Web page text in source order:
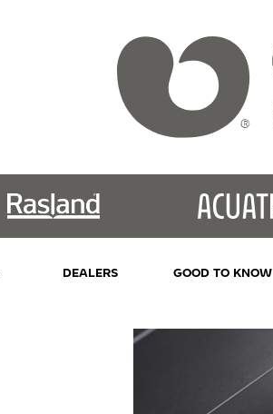
DEALERS GOOD TO KNOW